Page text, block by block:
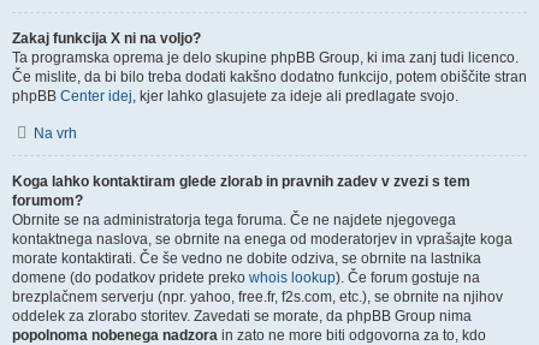
Zakaj funkcija X ni na voljo?
Ta programska oprema je delo skupine phpBB Group, ki ima zanj tudi licenco.
Če mislite, da bi bilo treba dodati kakšno dodatno funkcijo, potem obiščite stran
phpBB Center idej, kjer lahko glasujete za ideje ali predlagate svojo.
Na vrh
Koga lahko kontaktiram glede zlorab in pravnih zadev v zvezi s tem
forumom?
Obrnite se na administratorja tega foruma. Če ne najdete njegovega
kontaktnega naslova, se obrnite na enega od moderatorjev in vprašajte koga
morate kontaktirati. Če še vedno ne dobite odziva, se obrnite na lastnika
domene (do podatkov pridete preko whois lookup). Če forum gostuje na
brezplačnem serverju (npr. yahoo, free.fr, f2s.com, etc.), se obrnite na njihov
oddelek za zlorabo storitev. Zavedati se morate, da phpBB Group nima
popolnoma nobenega nadzora in zato ne more biti odgovorna za to, kdo